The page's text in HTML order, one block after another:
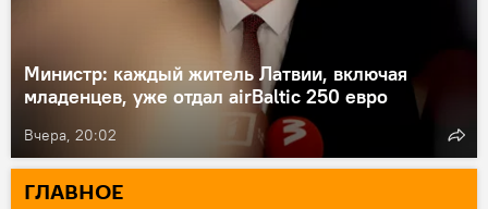
Министр: каждый житель Латвии, включая
младенцев, уже отдал airBaltic 250 евро
Вчера, 20:02
ГЛАВНОЕ